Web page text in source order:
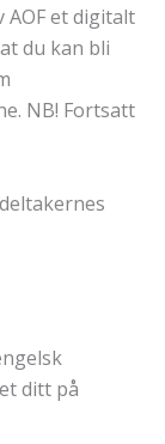
AOF et digitalt
du kan bli
NB! Fortsatt
ditt på